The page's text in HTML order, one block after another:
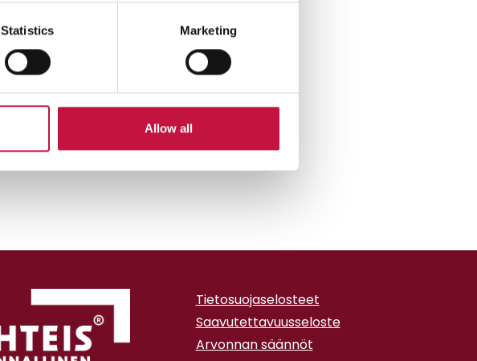
Statistics Marketing
Allow all
Tietosuojaselosteet
Saavutettavuusseloste
Arvonnan säännöt